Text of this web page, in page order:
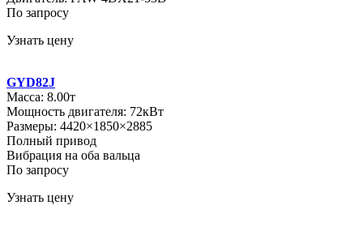
По запросу
Узнать цену
GYD82J
Масса: 8.00т
Мощность двигателя: 72кВт
Размеры: 4420×1850×2885
Полный привод
Вибрация на оба вальца
По запросу
Узнать цену